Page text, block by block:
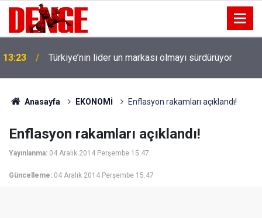
13:23 Türkiye’nin lider un markası olmayı sürdürüyor
Anasayfa EKONOMİ Enflasyon rakamları açıklandı!
Enflasyon rakamları açıklandı!
Yayınlanma: 04 Aralık 2014 Perşembe 15:47
Güncelleme: 04 Aralık 2014 Perşembe 15:47